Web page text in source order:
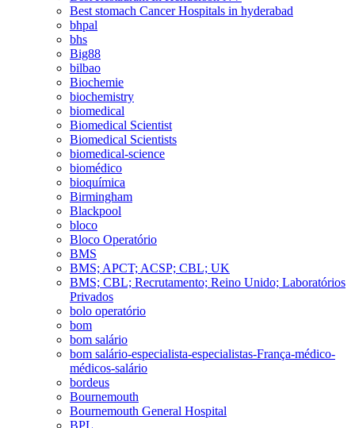
Best stomach Cancer Hospitals in hyderabad
bhpal
bhs
Big88
bilbao
Biochemie
biochemistry
biomedical
Biomedical Scientist
Biomedical Scientists
biomedical-science
biomédico
bioquímica
Birmingham
Blackpool
bloco
Bloco Operatório
BMS
BMS; APCT; ACSP; CBL; UK
BMS; CBL; Recrutamento; Reino Unido; Laboratórios
Privados
bolo operatório
bom
bom salário
bom salário-especialista-especialistas-França-médico-
médicos-salário
bordeus
Bournemouth
Bournemouth General Hospital
BPL